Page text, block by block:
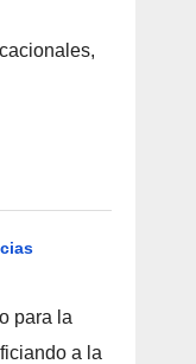
para la
a la